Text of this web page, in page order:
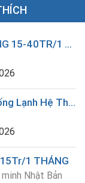
năng lực của
kiểm định các
liên kết
hợp với Hệ
THỢ KỸ THUẬT THI CÔNG MEP LƯƠNG 15-40TR/1 THÁNG
Nhân Viên Kỹ Thuật Và Dịch Vụ Hệ Thống Lạnh Hệ Thống Điện
1 THÁNG
Nhật Bản